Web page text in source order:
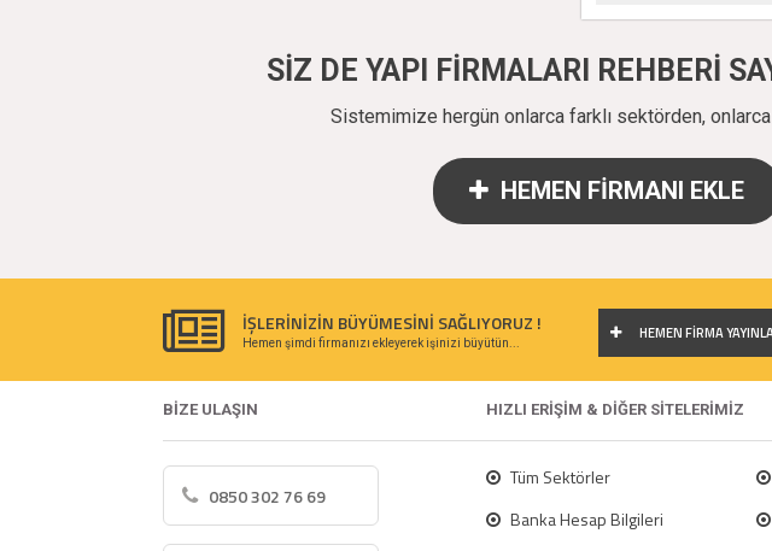
SİZ DE YAPI FİRMALARI REHBERİ
Sistemimize hergün onlarca farklı sektörden,
HEMEN FİRMANI EKLE
İŞLERİNİZİN BÜYÜMESİNİ SAĞLIYORUZ ! HEMEN FİRMA
Hemen şimdi firmanızı ekleyerek işinizi büyütün...
BİZE ULAŞIN HIZLI ERİŞİM & DİĞER SİTELERİMİZ
0850 302 76 69
Tüm Sektörler
Banka Hesap Bilgileri